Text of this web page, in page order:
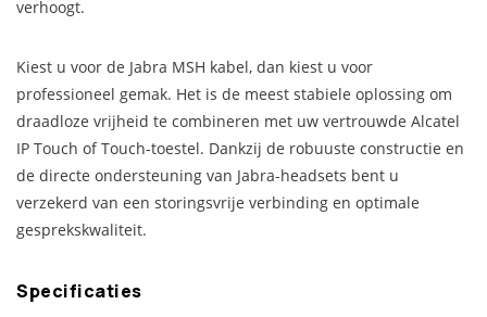
verhoogt.
Kiest u voor de Jabra MSH kabel, dan kiest u voor
professioneel gemak. Het is de meest stabiele oplossing om
draadloze vrijheid te combineren met uw vertrouwde Alcatel
IP Touch of Touch-toestel. Dankzij de robuuste constructie en
de directe ondersteuning van Jabra-headsets bent u
verzekerd van een storingsvrije verbinding en optimale
gesprekskwaliteit.
Specificaties